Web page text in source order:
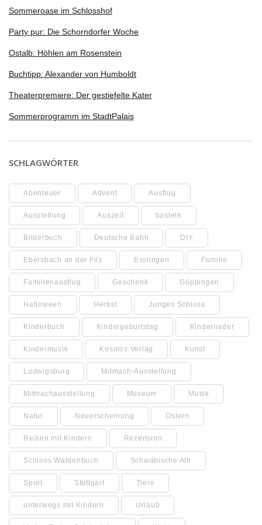
Sommeroase im Schlosshof
Party pur: Die Schorndorfer Woche
Ostalb: Höhlen am Rosenstein
Buchtipp: Alexander von Humboldt
Theaterpremiere: Der gestiefelte Kater
Sommerprogramm im StadtPalais
SCHLAGWÖRTER
Abenteuer Advent Ausflug
Ausstellung Auszeit basteln
Bilderbuch Deutsche Bahn DIY
Ebersbach an der Fils Esslingen Familie
Familienausflug Geschenk Göppingen
Halloween Herbst Junges Schloss
Kinderbuch Kindergeburtstag Kinderlieder
Kindermusik Kosmos Verlag Kunst
Ludwigsburg Mitmach-Ausstellung
Mitmachausstellung Museum Musik
Natur Neuerscheinung Ostern
Reisen mit Kindern Rezension
Schloss Waldenbuch Schwäbische Alb
Sport Stuttgart Tiere
unterwegs mit Kindern Urlaub